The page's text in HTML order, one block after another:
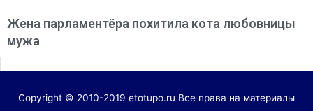
Жена парламентёра похитила кота любовницы
мужа
Copyright © 2010-2019 etotupo.ru Все права на материалы